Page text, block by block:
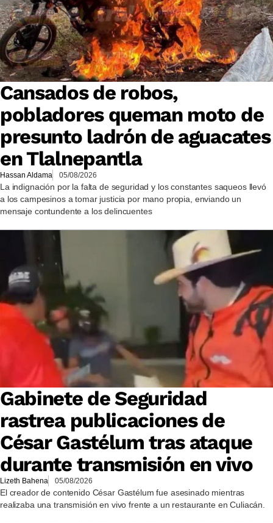
Cansados de robos,
pobladores queman moto de
presunto ladrón de aguacates
en Tlalnepantla
Hassan Aldama 05/08/2026
La indignación por la falta de seguridad y los constantes saqueos llevó
a los campesinos a tomar justicia por mano propia, enviando un
mensaje contundente a los delincuentes
Gabinete de Seguridad
rastrea publicaciones de
César Gastélum tras ataque
durante transmisión en vivo
Lizeth Bahena 05/08/2026
El creador de contenido César Gastélum fue asesinado mientras
realizaba una transmisión en vivo frente a un restaurante en Culiacán.